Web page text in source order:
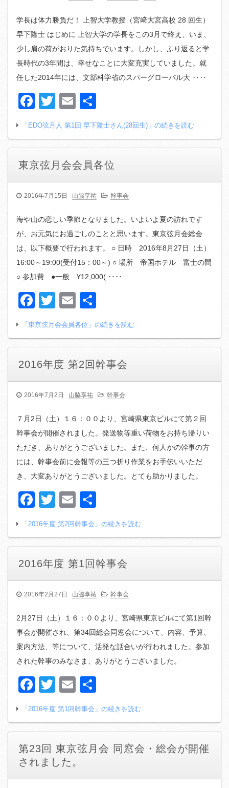
学長は体力勝負だ！ 上智大学教授（宮﨑大宮高校 28 回生）
早下隆士 はじめに 上智大学の学長をこの3月で終え、いま、
少し肩の荷がおりた気持ちでいます。しかし、ふり返ると学
長時代の3年間は、幸せなことに大変充実していました。就
任した2014年には、文部科学省のスパーグローバル大 ‥‥
Facebook
TwitterEmail
有
「EDO弦月人 第1回 早下隆士さん(28回生)」の続きを読む
東京弦月会会員各位
2016年7月15日 山脇享祐 幹事会
海や山の恋しい季節となりました。いよいよ夏の訪れです
が、お元気にお過ごしのことと思います。東京弦月会総会
は、以下概要で行われます。 ○ 日時 2016年8月27日（土）
16:00～19:00(受付15：00～) ○ 場所 帝国ホテル 富士の間
○ 参加費 ●一般 ¥12,000( ‥‥
Facebook
TwitterEmail
有
「東京弦月会会員各位」の続きを読む
2016年度 第2回幹事会
2016年7月2日 山脇享祐 幹事会
７月2日（土）１６：００より、宮崎県東京ビルにて第２回
幹事会が開催されました。発送物等重い荷物をお持ち帰りい
ただき、ありがとうございました。また、何人かの幹事の方
には、幹事会前に会報等の三つ折り作業をお手伝いいただ
き、大変ありがとうございました。とても助かりました。
Facebook
TwitterEmail
有
「2016年度 第2回幹事会」の続きを読む
2016年度 第1回幹事会
2016年2月27日 山脇享祐 幹事会
2月27日（土）１６：００より、宮崎県東京ビルにて第1回幹
事会が開催され、第34回総会同窓会について、内容、予算、
案内方法、等について、活発な話合いが行われました。参加
された幹事のみなさま、ありがとうございました。
Facebook
Twitter
Email
有
「2016年度 第1回幹事会」の続きを読む
第23回 東京弦月会 同窓会・総会が開催
されました。